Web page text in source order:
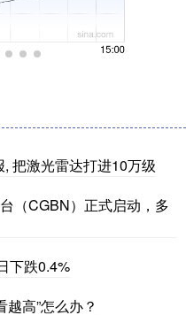
把激光雷达打进10万级
（CGBN）正式启动，多
下跌0.4%
高”怎么办？